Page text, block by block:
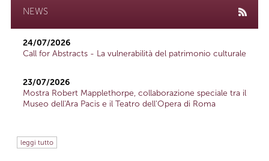
NEWS
24/07/2026
Call for Abstracts - La vulnerabilità del patrimonio culturale
23/07/2026
Mostra Robert Mapplethorpe, collaborazione speciale tra il
Museo dell'Ara Pacis e il Teatro dell'Opera di Roma
leggi tutto